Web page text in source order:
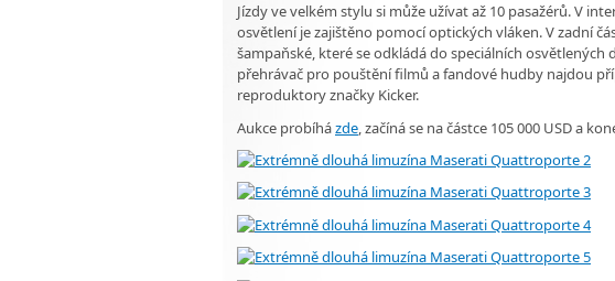
Jízdy ve velkém stylu si může užívat až 10 pasažérů. V
osvětlení je zajištěno pomocí optických vláken. V zadní
šampaňské, které se odkládá do speciálních
přehrávač pro pouštění filmů a fandové hudby najdou
reproduktory značky Kicker.
Aukce probíházde, začíná se na částce 105 000 USD a